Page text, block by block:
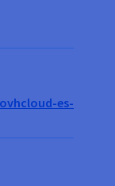
es-